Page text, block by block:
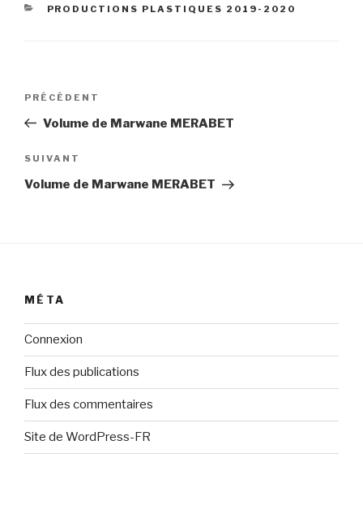
CATÉGORIES
PRODUCTIONS PLASTIQUES 2019-2020
Navigation
l’article
Article
précédent
PRÉCÉDENT
Volume de Marwane MERABET
Article
suivant
SUIVANT
Volume de Marwane MERABET
MÉTA
Connexion
Flux des publications
Flux des commentaires
Site de WordPress-FR